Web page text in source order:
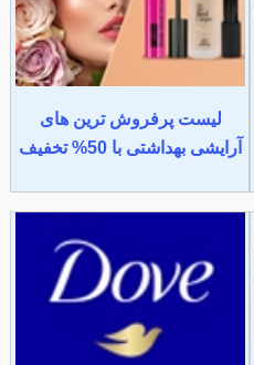
لیست پرفروش ترین های
آرایشی بهداشتی با 50% تخفیف